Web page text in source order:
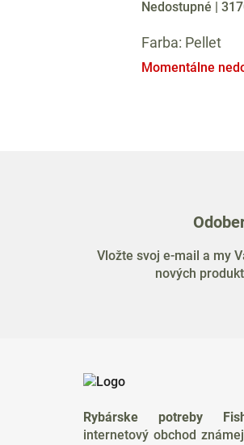
Nedostupné |
Farba: Pellet
Momentálne
Vložte svoj e-mail a my
nových
Rybárske potreby
internetový obchod